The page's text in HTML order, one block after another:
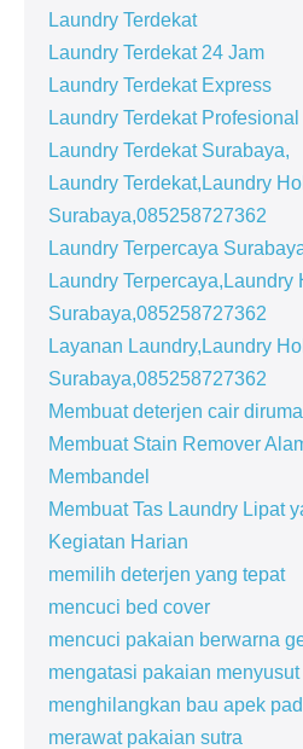
Laundry Terdekat
Laundry Terdekat 24 Jam
Laundry Terdekat Express
Laundry Terdekat Profesional
Laundry Terdekat Surabaya,
Laundry Terdekat,Laundry
Surabaya,085258727362
Laundry Terpercaya
Laundry Terpercaya,Laundry
Surabaya,085258727362
Layanan Laundry,Laundry
Surabaya,085258727362
Membuat deterjen cair
Membuat Stain Remover
Membandel
Membuat Tas Laundry Lipat
Kegiatan Harian
memilih deterjen yang tepat
mencuci bed cover
mencuci pakaian berwarna
mengatasi pakaian menyusut
menghilangkan bau apek
merawat pakaian sutra